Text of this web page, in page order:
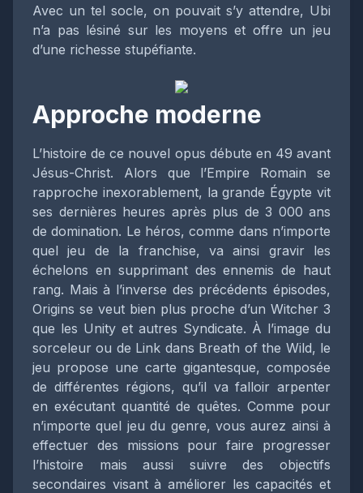
Avec un tel socle, on pouvait s’y attendre, Ubi
n’a pas lésiné sur les moyens et offre un jeu
d’une richesse stupéfiante.
Approche moderne
L’histoire de ce nouvel opus débute en 49 avant
Jésus-Christ. Alors que l’Empire Romain se
rapproche inexorablement, la grande Égypte vit
ses dernières heures après plus de 3 000 ans
de domination. Le héros, comme dans n’importe
quel jeu de la franchise, va ainsi gravir les
échelons en supprimant des ennemis de haut
rang. Mais à l’inverse des précédents épisodes,
Origins se veut bien plus proche d’un Witcher 3
que les Unity et autres Syndicate. À l’image du
sorceleur ou de Link dans Breath of the Wild, le
jeu propose une carte gigantesque, composée
de différentes régions, qu’il va falloir arpenter
en exécutant quantité de quêtes. Comme pour
n’importe quel jeu du genre, vous aurez ainsi à
effectuer des missions pour faire progresser
l’histoire mais aussi suivre des objectifs
secondaires visant à améliorer les capacités et